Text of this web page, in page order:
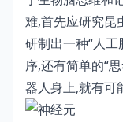
难,首先应研究昆
研制出一种“人
序,还有简单的“
器人身上,就有可